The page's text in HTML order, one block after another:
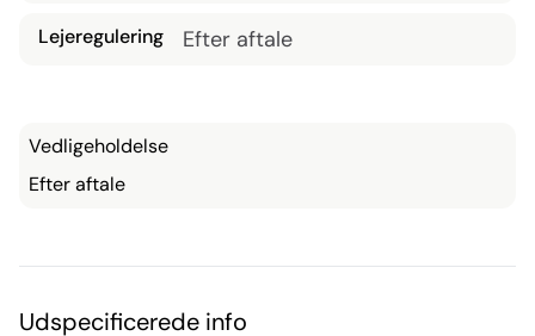
Lejeregulering Efter aftale
Vedligeholdelse
Efter aftale
Udspecificerede info